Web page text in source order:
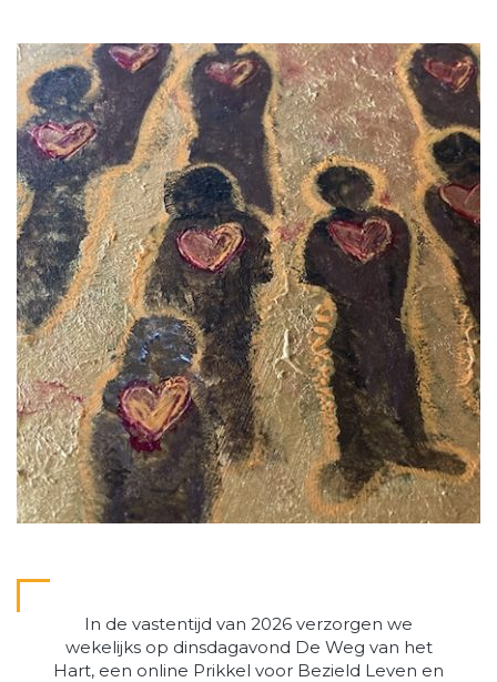
In de vastentijd van 2026 verzorgen we
wekelijks op dinsdagavond De Weg van het
Hart, een online Prikkel voor Bezield Leven en